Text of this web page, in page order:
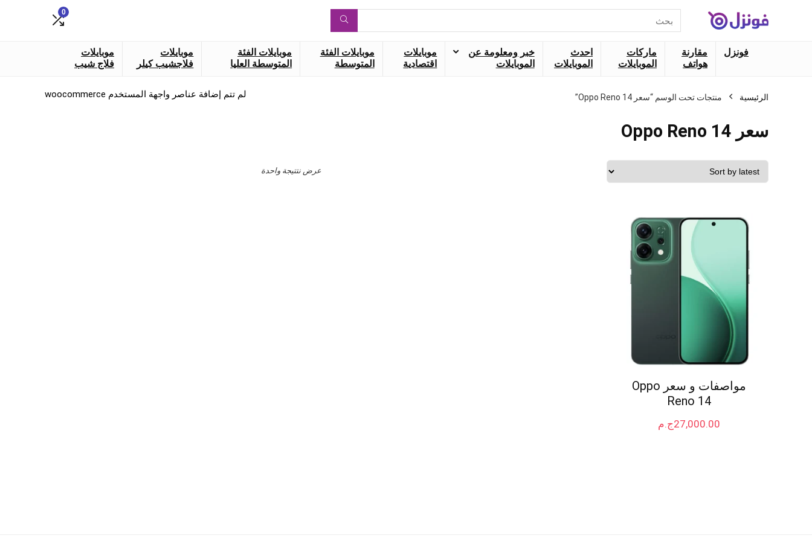
عن:
0
فونزل
مقارنة
هواتف
ماركات
الموبايلات
احدث
الموبايلات
خبر ومعلومة عن
الموبايلات
موبايلات
اقتصادية
موبايلات الفئة
المتوسطة
موبايلات الفئة
المتوسطة العليا
موبايلات
فلاجشيب كيلر
موبايلات
فلاج شيب
الرئيسية منتجات تحت الوسم “سعر Oppo Reno 14”
سعر Oppo Reno 14
عرض نتتيجة واحدة
مواصفات و سعر Oppo
Reno 14
ج.م27,000.00
لم تتم إضافة عناصر واجهة المستخدم woocommerce